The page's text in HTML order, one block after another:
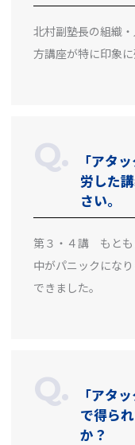
北村副塾長の組織
方講座が特に印象に
「アタ
労した
さい。
第３・４講 もとも
中がパニックにな
できました。
「アタ
で得ら
か？